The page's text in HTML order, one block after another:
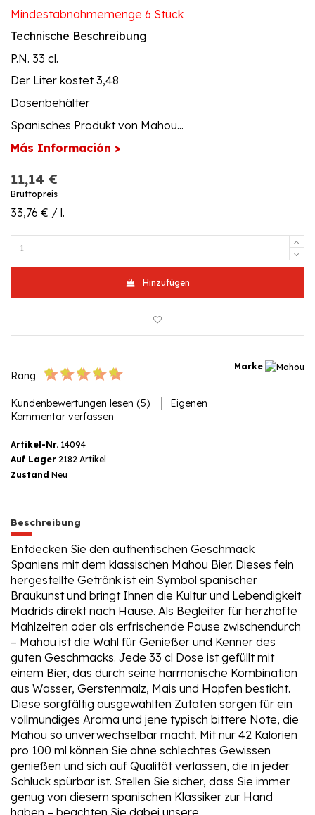
Mindestabnahmemenge 6 Stück
Technische Beschreibung
P.N. 33 cl.
Der Liter kostet 3,48
Dosenbehälter
Spanisches Produkt von Mahou...
Más Información >
11,14 €
Bruttopreis
33,76 € / l.
Hinzufügen
Marke
Rang
Kundenbewertungen lesen (5)
Eigenen
Kommentar verfassen
Artikel-Nr. 14094
Auf Lager 2182 Artikel
Zustand Neu
Beschreibung
Entdecken Sie den authentischen Geschmack
Spaniens mit dem klassischen Mahou Bier. Dieses fein
hergestellte Getränk ist ein Symbol spanischer
Braukunst und bringt Ihnen die Kultur und Lebendigkeit
Madrids direkt nach Hause. Als Begleiter für herzhafte
Mahlzeiten oder als erfrischende Pause zwischendurch
– Mahou ist die Wahl für Genießer und Kenner des
guten Geschmacks. Jede 33 cl Dose ist gefüllt mit
einem Bier, das durch seine harmonische Kombination
aus Wasser, Gerstenmalz, Mais und Hopfen besticht.
Diese sorgfältig ausgewählten Zutaten sorgen für ein
vollmundiges Aroma und jene typisch bittere Note, die
Mahou so unverwechselbar macht. Mit nur 42 Kalorien
pro 100 ml können Sie ohne schlechtes Gewissen
genießen und sich auf Qualität verlassen, die in jeder
Schluck spürbar ist. Stellen Sie sicher, dass Sie immer
genug von diesem spanischen Klassiker zur Hand